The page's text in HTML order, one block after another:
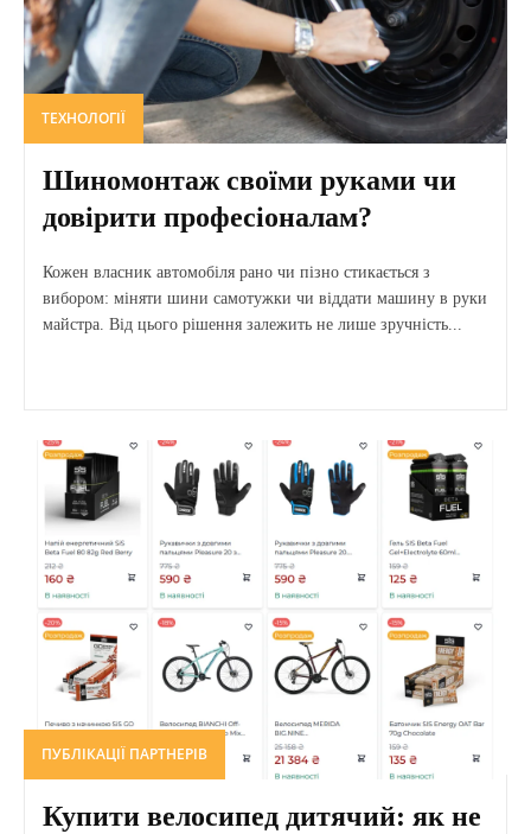
ТЕХНОЛОГІЇ
Шиномонтаж своїми руками чи
довірити професіоналам?
Кожен власник автомобіля рано чи пізно стикається з
вибором: міняти шини самотужки чи віддати машину в руки
майстра. Від цього рішення залежить не лише зручність...
ПУБЛІКАЦІЇ ПАРТНЕРІВ
Купити велосипед дитячий: як не